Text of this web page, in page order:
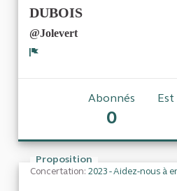
DUBOIS
@Jolevert
Abonnés
0
Proposition
Concertation: